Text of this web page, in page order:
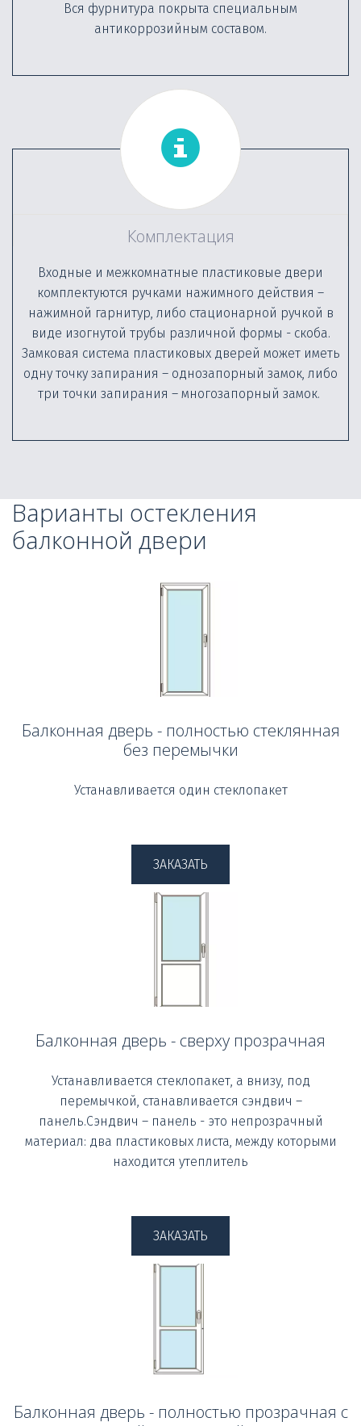
Вся фурнитура покрыта специальным
антикоррозийным составом.
Комплектация
Входные и межкомнатные пластиковые двери
комплектуются ручками нажимного действия –
нажимной гарнитур, либо стационарной ручкой в
виде изогнутой трубы различной формы - скоба.
Замковая система пластиковых дверей может иметь
одну точку запирания – однозапорный замок, либо
три точки запирания – многозапорный замок.
Варианты остекления
балконной двери
Балконная дверь - полностью стеклянная
без перемычки
Устанавливается один стеклопакет
ЗАКАЗАТЬ
Балконная дверь - сверху прозрачная
Устанавливается стеклопакет, а внизу, под
перемычкой, станавливается сэндвич –
панель.Сэндвич – панель - это непрозрачный
материал: два пластиковых листа, между которыми
находится утеплитель
ЗАКАЗАТЬ
Балконная дверь - полностью прозрачная с